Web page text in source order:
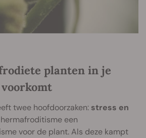
planten in je
twee hoofdoorzaken: stress en
een
voor de plant. Als deze kampt